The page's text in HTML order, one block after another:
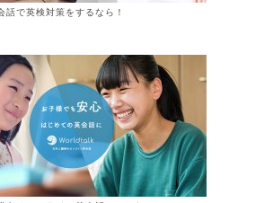
話で英検対策をするなら！